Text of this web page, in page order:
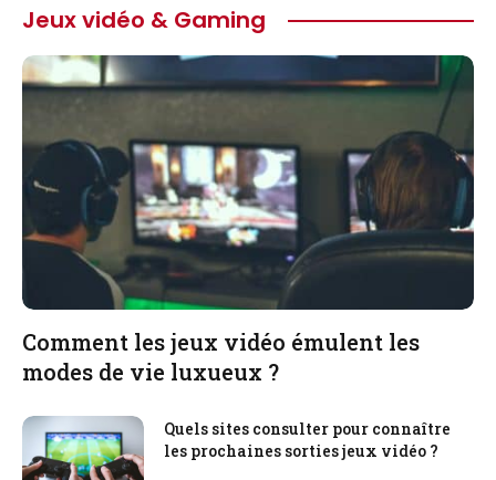
Jeux vidéo & Gaming
Comment les jeux vidéo émulent les
modes de vie luxueux ?
Quels sites consulter pour connaître
les prochaines sorties jeux vidéo ?